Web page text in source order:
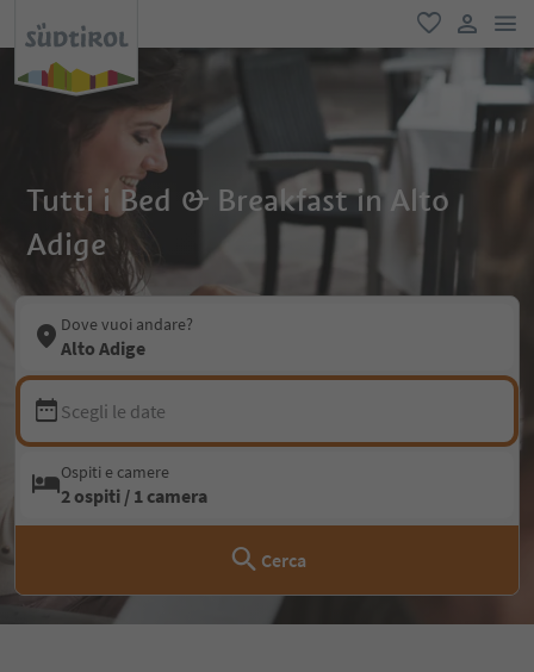
favoriti
user link
Tutti i Bed & Breakfast in Alto
Adige
Dove vuoi andare?
Alto Adige
Scegli le date
Ospiti e camere
2 ospiti / 1 camera
Cerca